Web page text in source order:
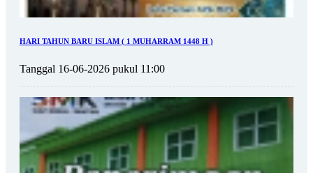
HARI TAHUN BARU ISLAM ( 1 MUHARRAM 1448 H )
Tanggal 16-06-2026 pukul 11:00